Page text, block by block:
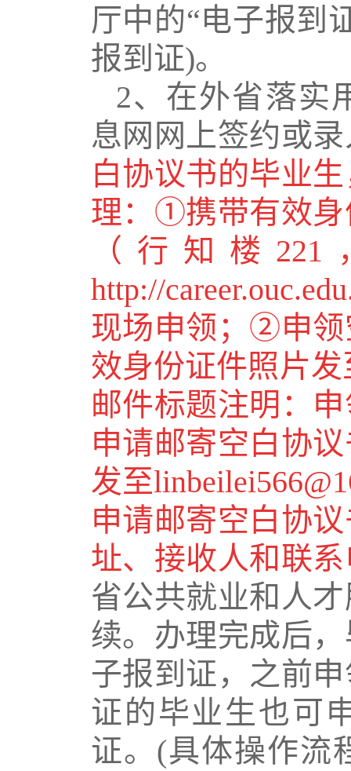
厅中的“电子报到
报到证)。
2、在外省落实
息网网上签约或
白协议书的毕业
理：①携带有效身
（行知楼 221
http://
现场申领；②申领
效身份证件照片发
邮件标题注明：
申请邮寄空白协
发至
申请邮寄空白协
址、接收人和联
省公共就业和人
续。办理完成后
子报到证，之前
证的毕业生也可
证。 (具体操作流